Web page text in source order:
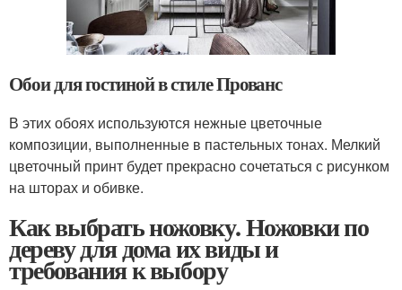
Обои для гостиной в стиле Прованс
В этих обоях используются нежные цветочные
композиции, выполненные в пастельных тонах. Мелкий
цветочный принт будет прекрасно сочетаться с рисунком
на шторах и обивке.
Как выбрать ножовку. Ножовки по
дереву для дома их виды и
требования к выбору